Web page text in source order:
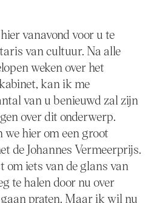
vanavond voor u te
van cultuur. Na alle
weken over het
kan ik me
van u benieuwd zal zijn
over dit onderwerp.
hier om een groot
de Johannes Vermeerprijs.
om iets van de glans van
te halen door nu over
praten. Maar ik wil nu